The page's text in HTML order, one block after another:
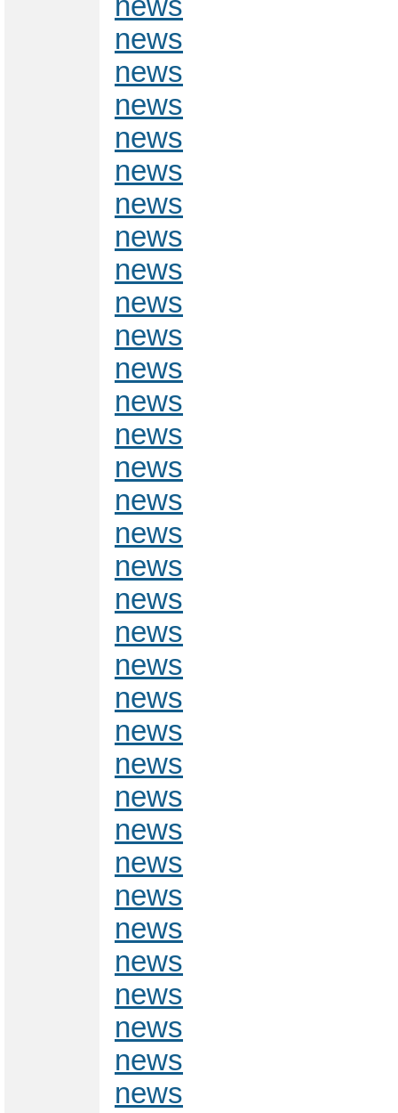
news
news
news
news
news
news
news
news
news
news
news
news
news
news
news
news
news
news
news
news
news
news
news
news
news
news
news
news
news
news
news
news
news